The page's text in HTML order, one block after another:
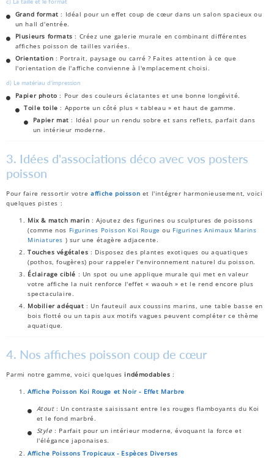
Grand format : Idéal pour un effet coup de cœur dans un salon spacieux ou
un hall d'entrée.
Plusieurs formats : Créez une galerie murale en combinant différentes
affiches poisson de tailles variées.
Orientation : Portrait, paysage ou carré ? Faites attention à ce que
l'orientation de l'affiche convienne à l'emplacement choisi.
d) Le matériau d'impression
Papier photo : Pour des couleurs éclatantes et une bonne longévité.
Toile toile : Apporte un côté plus « tableau » et haut de gamme.
Papier mat : Idéal pour un rendu sobre et sans reflets, parfait dans
un intérieur moderne.
3. Idées d'associations déco avec vos posters
poisson
Pour faire ressortir votreaffiche poisson et l'intégrer harmonieusement, voici
quelques pistes :
Mix & match marin : Ajoutez des figurines ou sculptures de poissons
(comme nos Figurines Poisson Koi Rouge ou FigurinesAnimaux Marins
Miniatures ) sur une étagère adjacente.
Touches végétales : Disposez des plantes exotiques ou aquatiques
(pothos, fougères) pour rappeler l'environnement naturel du poisson.
Éclairage ciblé : Un spot ou une applique murale qui met en valeur
votre affiche la nuit renforce l'effet « waouh » et le rend encore plus
spectaculaire.
Mobilier adéquat : Un fauteuil aux coussins marins, une table basse en
bois flotté ou un tapis aux motifs vagues peuvent compléter ce thème
aquatique.
4. Nos affiches poisson coup de cœur
Parmi notre gamme, voici quelquesindémodables :
Affiche Poisson Koi Rouge et Noir- Effet Marbre
Atout: Un contraste saisissant entre les rouges flamboyants du Koi
et le fond marbré.
Style : Parfait pour un intérieur moderne, évoquant la force et
l'élégance japonaises.
Affiche PoissonsTropicaux- Espèces Diverses